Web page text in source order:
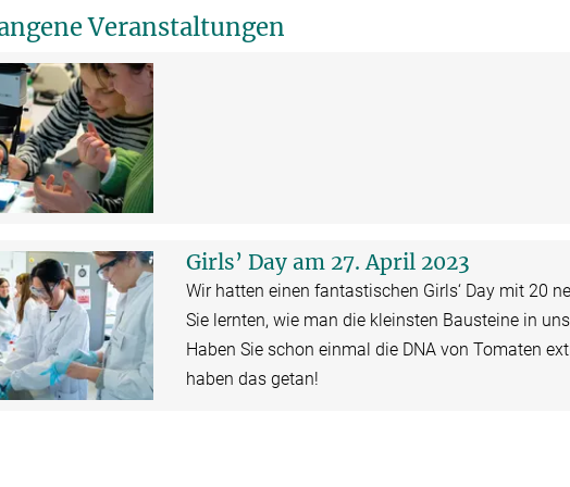
Veranstaltungen
Girls’ Day am 27. April 2023
Wir hatten einen fantastischen Girls‘ Day mit 20
Sie lernten, wie man die kleinsten Bausteine in
Haben Sie schon einmal die DNA von Tomaten
haben das getan!